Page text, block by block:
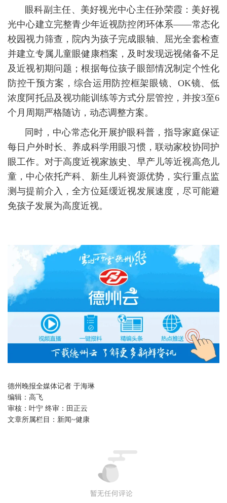
眼科副主任、美好视光中心主任孙荣霞：美好视
光中心建立完整青少年近视防控闭环体系——常态化
校园视力筛查，院内为孩子完成眼轴、屈光全套检查
并建立专属儿童眼健康档案，及时发现远视储备不足
及近视初期问题；根据每位孩子眼部情况制定个性化
防控干预方案，综合运用防控框架眼镜、OK镜、低
浓度阿托品及视功能训练等方式分层管控，并按3至6
个月周期严格随访，动态调整方案。
同时，中心常态化开展护眼科普，指导家庭保证
每日户外时长、养成科学用眼习惯，联动家校协同护
眼工作。对于高度近视家族史、早产儿等近视高危儿
童，中心依托产科、新生儿科资源优势，实行重点监
测与提前介入，全方位延缓近视发展速度，尽可能避
免孩子发展为高度近视。
德州晚报全媒体记者 于海琳
编辑： 高飞
审核： 叶宁 终审：田正云
文章所属栏目： 新闻~健康